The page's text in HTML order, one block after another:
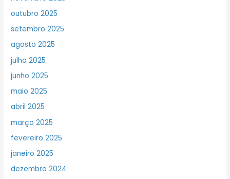
outubro 2025
setembro 2025
agosto 2025
julho 2025
junho 2025
maio 2025
abril 2025
março 2025
fevereiro 2025
janeiro 2025
dezembro 2024